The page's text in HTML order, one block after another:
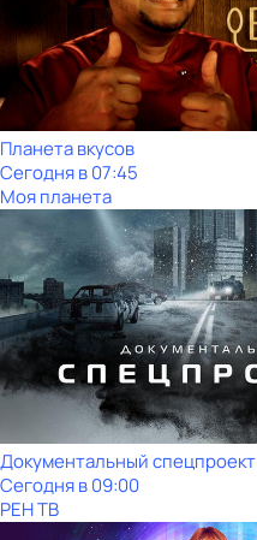
Планета вкусов
Сегодня в 07:45
Моя планета
Документальный спецпроект
Сегодня в 09:00
РЕН ТВ